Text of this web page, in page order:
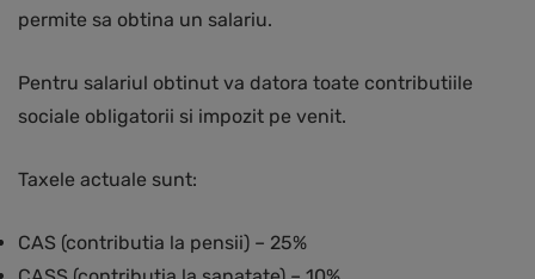
permite sa obtina un salariu.
Pentru salariul obtinut va datora toate contributiile
sociale obligatorii si impozit pe venit.
Taxele actuale sunt:
CAS (contributia la pensii) – 25%